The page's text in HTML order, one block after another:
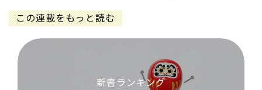
この連載をもっと読む
新書ランキング